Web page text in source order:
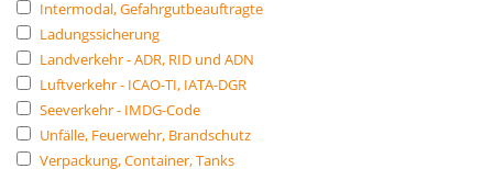
Intermodal, Gefahrgutbeauftragte
Ladungssicherung
Landverkehr - ADR, RID und ADN
Luftverkehr - ICAO-TI, IATA-DGR
Seeverkehr - IMDG-Code
Unfälle, Feuerwehr, Brandschutz
Verpackung, Container, Tanks